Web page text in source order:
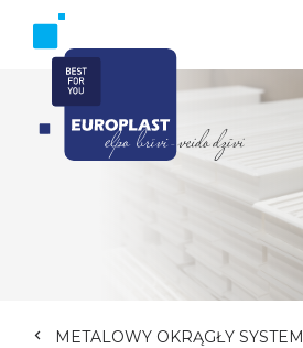
METALOWY OKRĄGŁY SYSTEM